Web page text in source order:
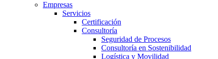
Empresas
Servicios
Certificación
Consultoría
Seguridad de Procesos
Consultoría en Sostenibilidad
Logística y Movilidad